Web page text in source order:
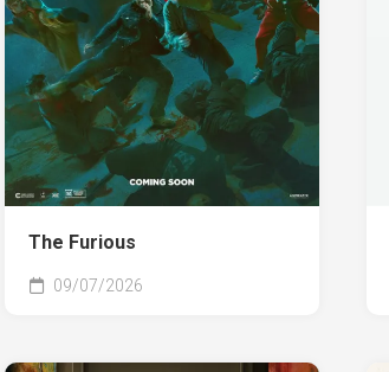
The Furious
09/07/2026